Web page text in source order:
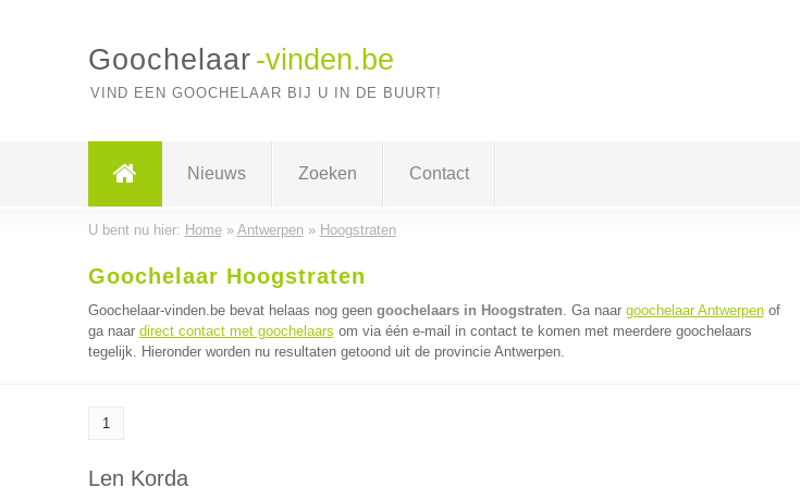
Goochelaar -vinden.be
VIND EEN GOOCHELAAR BIJ U IN DE BUURT!
Nieuws Zoeken Contact
U bent nu hier: Home» Antwerpen» Hoogstraten
Goochelaar Hoogstraten
Goochelaar-vinden.be bevat helaas nog geen goochelaars in Hoogstraten. Ga naar goochelaar Antwerpenof
ga naar direct contact met goochelaars om via één e-mail in contact te komen met meerdere goochelaars
tegelijk. Hieronder worden nu resultaten getoond uit de provincie Antwerpen.
1
Len Korda